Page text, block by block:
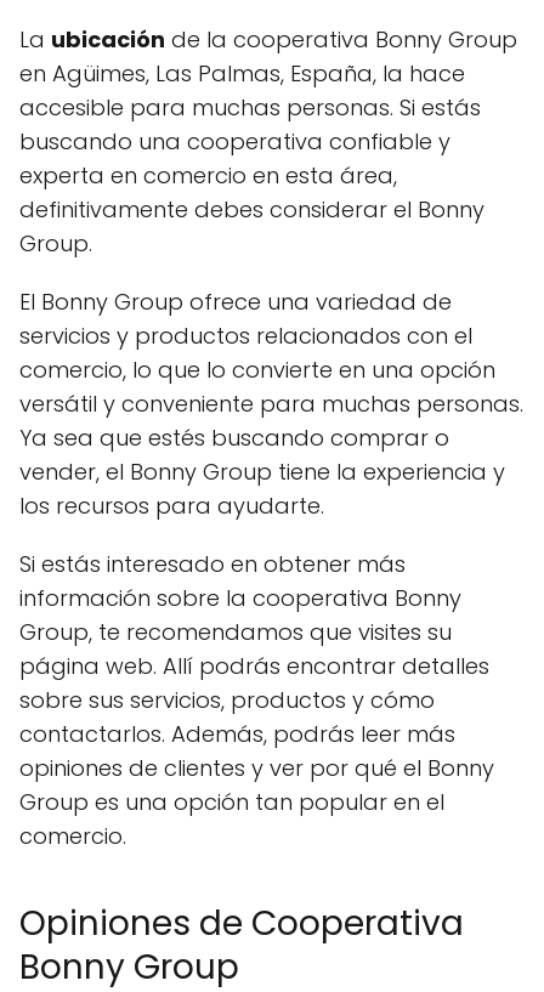
La ubicación de la cooperativa Bonny Group
en Agüimes, Las Palmas, España, la hace
accesible para muchas personas. Si estás
buscando una cooperativa confiable y
experta en comercio en esta área,
definitivamente debes considerar el Bonny
Group.
El Bonny Group ofrece una variedad de
servicios y productos relacionados con el
comercio, lo que lo convierte en una opción
versátil y conveniente para muchas personas.
Ya sea que estés buscando comprar o
vender, el Bonny Group tiene la experiencia y
los recursos para ayudarte.
Si estás interesado en obtener más
información sobre la cooperativa Bonny
Group, te recomendamos que visites su
página web. Allí podrás encontrar detalles
sobre sus servicios, productos y cómo
contactarlos. Además, podrás leer más
opiniones de clientes y ver por qué el Bonny
Group es una opción tan popular en el
comercio.
Opiniones de Cooperativa
Bonny Group